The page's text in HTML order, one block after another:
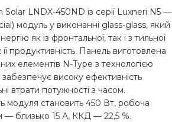
LNDX-450ND із серії Luxneri N5 —
модуль у виконанні glass-glass, який
як із фронтальної, так і з тильної
продуктивність. Панель виготовлена
елементів N-Type з технологією
високу ефективність
втрати потужності з часом.
модуля становить 450 Вт, робоча
— близько 15 А, ККД — 22,5 %.